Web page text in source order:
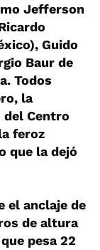
Jefferson
Guido
Baur de
Todos
la
del Centro
feroz
que la dejó
el anclaje de
de altura
pesa 22